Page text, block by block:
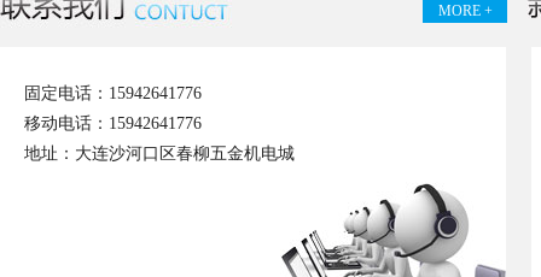
MORE +
固定电话：15942641776
移动电话：15942641776
地址： 大连沙河口区春柳五金机电城